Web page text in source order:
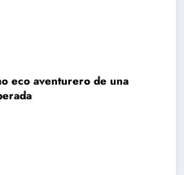
eco aventurero de una